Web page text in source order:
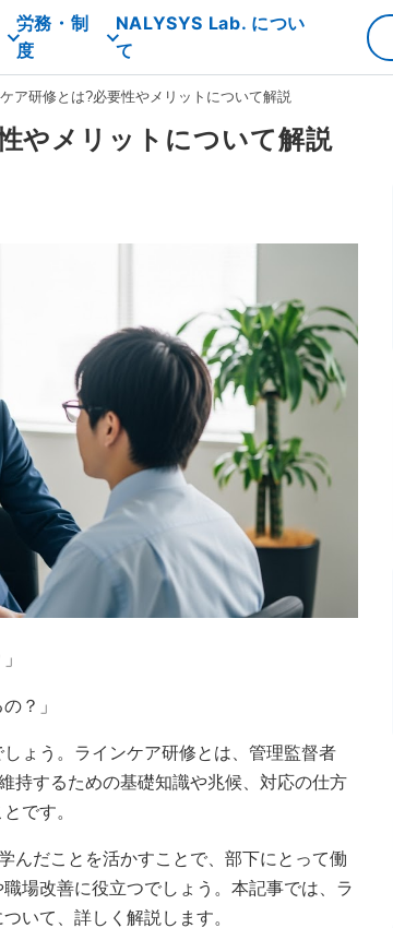
労務・制
度
NALYSYS Lab. につい
て
ア研修とは?必要性やメリットについて解説
やメリットについて解説
？」
ょう。ラインケア研修とは、管理監督者
持するための基礎知識や兆候、対応の仕方
です。
んだことを活かすことで、部下にとって働
場改善に役立つでしょう。本記事では、ラ
いて、詳しく解説します。